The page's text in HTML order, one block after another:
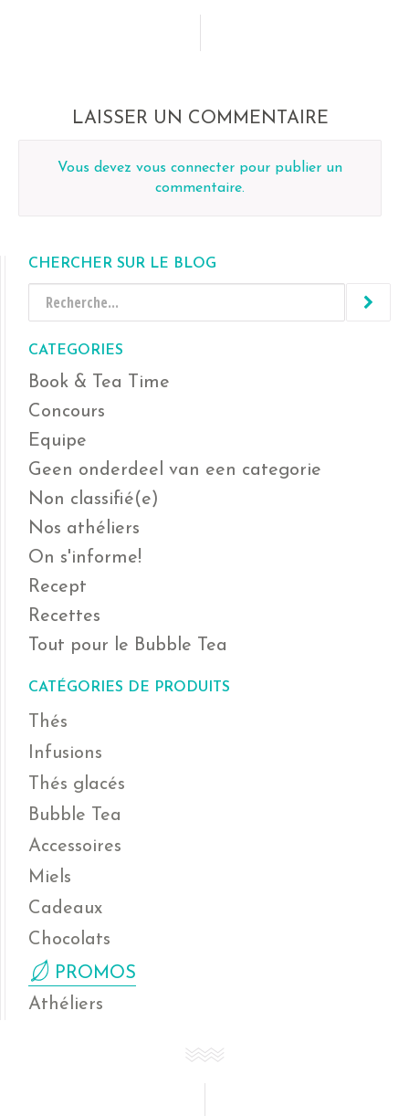
LAISSER UN COMMENTAIRE
Vous devez vous connecter pour publier un
commentaire.
CHERCHER SUR LE BLOG
CATEGORIES
Book & Tea Time
Concours
Equipe
Geen onderdeel van een categorie
Non classifié(e)
Nos athéliers
On s'informe!
Recept
Recettes
Tout pour le Bubble Tea
CATÉGORIES DE PRODUITS
Thés
Infusions
Thés glacés
Bubble Tea
Accessoires
Miels
Cadeaux
Chocolats
PROMOS
Athéliers